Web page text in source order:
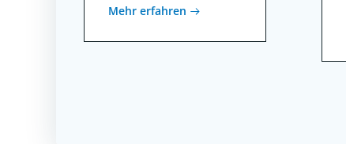
Mehr erfahren